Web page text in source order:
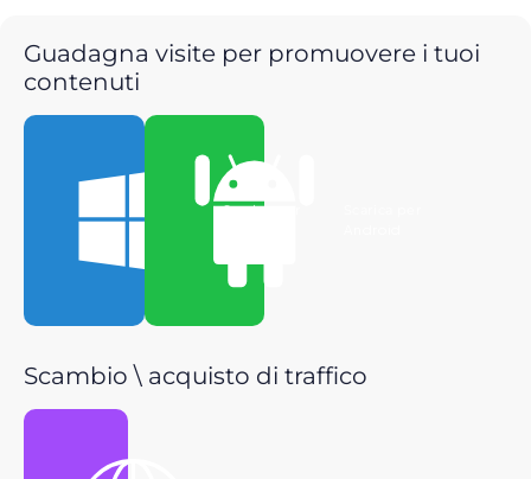
Guadagna visite per promuovere i tuoi
contenuti
Scarica per
Scambio \ acquisto di traffico